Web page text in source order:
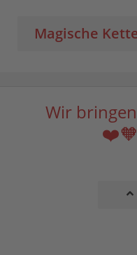
Magische
Wir